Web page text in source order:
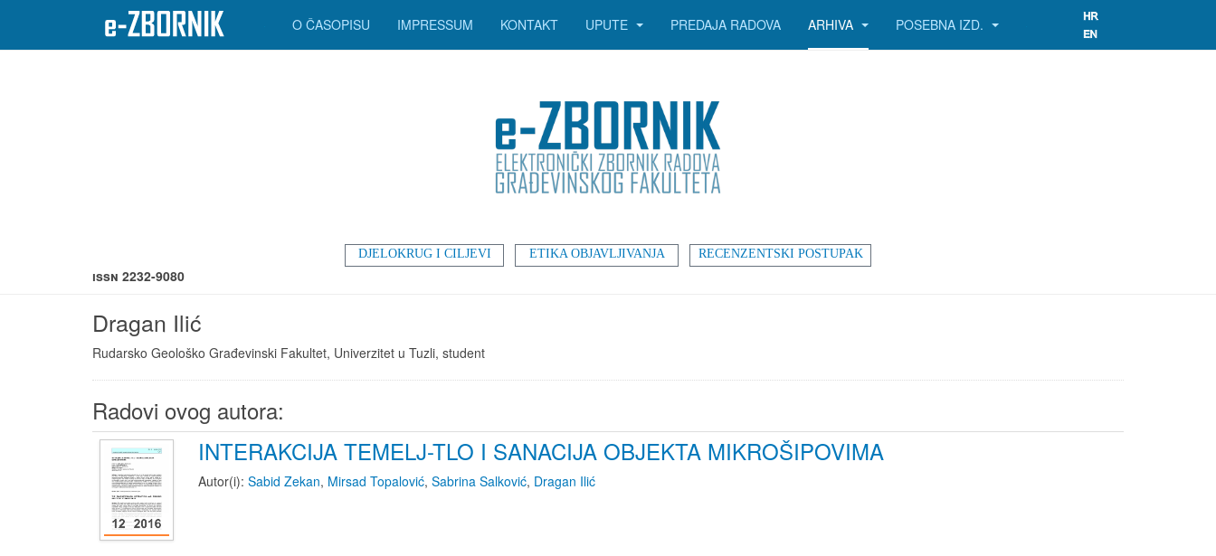
DJELOKRUG I CILJEVI ETIKA OBJAVLJIVANJA RECENZENTSKI POSTUPAK
O ČASOPISU IMPRESSUM KONTAKT UPUTE PREDAJA RADOVA ARHIVA POSEBNA IZD.
ISSN 2232-9080
Dragan Ilić
Rudarsko Geološko Građevinski Fakultet, Univerzitet u Tuzli, student
Radovi ovog autora:
INTERAKCIJA TEMELJ-TLO I SANACIJA OBJEKTA MIKROŠIPOVIMA
Autor(i): Sabid Zekan, Mirsad Topalović, Sabrina Salković, Dragan Ilić